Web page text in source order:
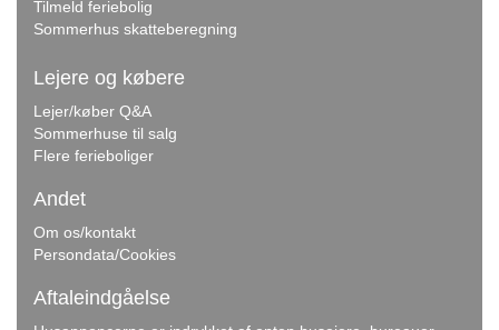
Tilmeld feriebolig
Sommerhus skatteberegning
Lejere og købere
Lejer/køber Q&A
Sommerhuse til salg
Flere ferieboliger
Andet
Om os/kontakt
Persondata/Cookies
Aftaleindgåelse